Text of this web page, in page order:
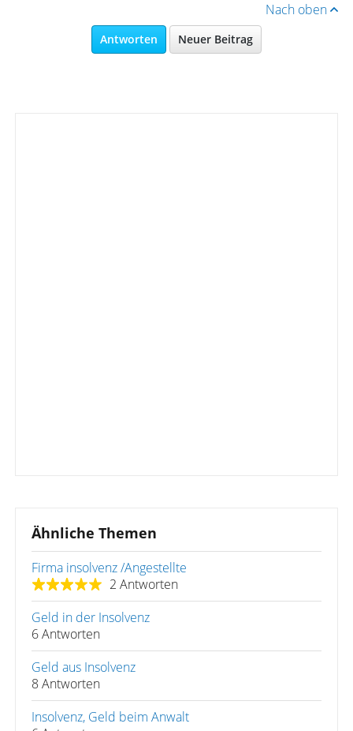
Nach oben
Antworten Neuer Beitrag
Ähnliche Themen
Firma insolvenz /Angestellte
2 Antworten
Geld in der Insolvenz
6 Antworten
Geld aus Insolvenz
8 Antworten
Insolvenz, Geld beim Anwalt